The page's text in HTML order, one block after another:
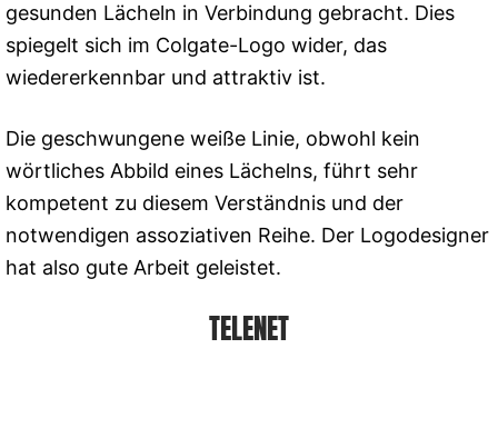
gesunden Lächeln in Verbindung gebracht. Dies
spiegelt sich im Colgate-Logo wider, das
wiedererkennbar und attraktiv ist.
Die geschwungene weiße Linie, obwohl kein
wörtliches Abbild eines Lächelns, führt sehr
kompetent zu diesem Verständnis und der
notwendigen assoziativen Reihe. Der Logodesigner
hat also gute Arbeit geleistet.
TELENET